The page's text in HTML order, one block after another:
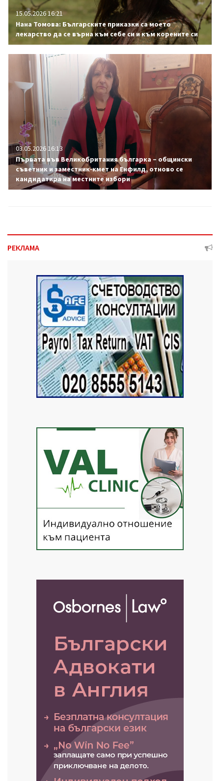
15.05.2026 16:21
Нана Томова: Българските приказки са моето
лекарство да се върна към себе си и към корените си
03.05.2026 16:13
Първата във Великобритания българка – общински
съветник и заместник-кмет на Енфилд, отново се
кандидатира на местните избори
РЕКЛАМА